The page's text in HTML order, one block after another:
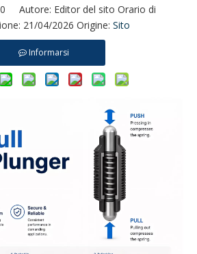
0 Autore: Editor del sito Orario di
21/04/2026 Origine: Sito
Informarsi